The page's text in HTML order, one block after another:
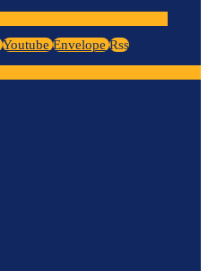
Youtube Envelope Rss